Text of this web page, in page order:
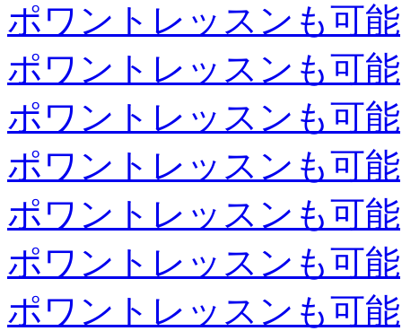
ポワントレッスンも可能
ポワントレッスンも可能
ポワントレッスンも可能
ポワントレッスンも可能
ポワントレッスンも可能
ポワントレッスンも可能
ポワントレッスンも可能